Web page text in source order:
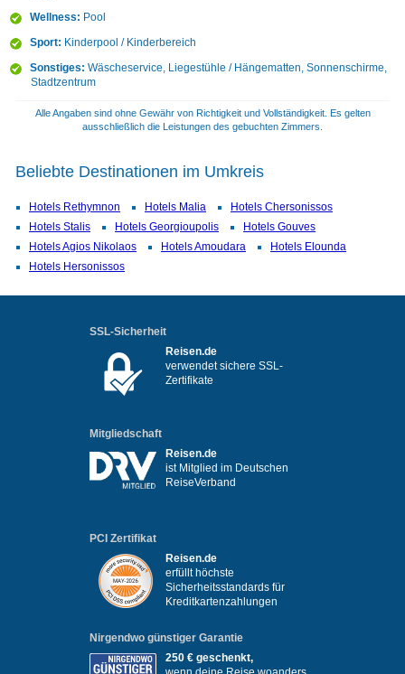
Wellness: Pool
Sport: Kinderpool / Kinderbereich
Sonstiges: Wäscheservice, Liegestühle / Hängematten, Sonnenschirme,
Stadtzentrum
Alle Angaben sind ohne Gewähr von Richtigkeit und Vollständigkeit. Es gelten
ausschließlich die Leistungen des gebuchten Zimmers.
Beliebte Destinationen im Umkreis
Hotels Rethymnon Hotels Malia
Hotels Chersonissos
Hotels Stalis
Hotels Georgioupolis
Hotels Gouves
Hotels Agios Nikolaos
Hotels Amoudara
Hotels Elounda
Hotels Hersonissos
SSL-Sicherheit
Reisen.de
verwendet sichere SSL-
Zertifikate
Mitgliedschaft
Reisen.de
ist Mitglied im Deutschen
ReiseVerband
PCI Zertifikat
Reisen.de
erfüllt höchste
Sicherheitsstandards für
Kreditkartenzahlungen
Nirgendwo günstiger Garantie
250 € geschenkt,